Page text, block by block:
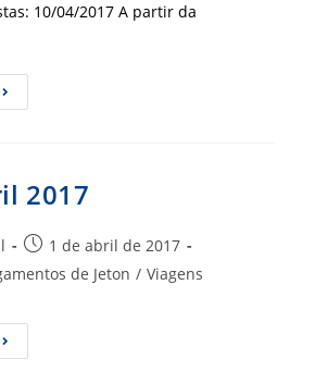
10/04/2017 A partir da
Pregão
2017
Post
publicado:
1 de abril de 2017
de Jeton / Viagens
Jetons